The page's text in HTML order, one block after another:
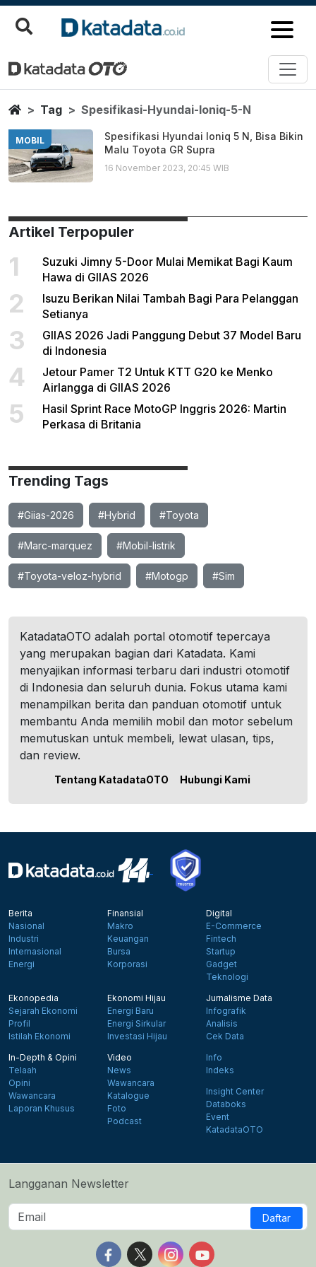
Spesifikasi Hyundai Ioniq 5 N
Berita Terbaru
HomeTag Spesifikasi-Hyundai-Ioniq-5-N
MOBIL
Spesifikasi Hyundai Ioniq 5 N, Bisa Bikin
Malu Toyota GR Supra
16 November 2023, 20:45 WIB
Artikel Terpopuler
1
Suzuki Jimny 5-Door Mulai Memikat Bagi Kaum
Hawa di GIIAS 2026
2
Isuzu Berikan Nilai Tambah Bagi Para Pelanggan
Setianya
3
GIIAS 2026 Jadi Panggung Debut 37 Model Baru
di Indonesia
4
Jetour Pamer T2 Untuk KTT G20 ke Menko
Airlangga di GIIAS 2026
5
Hasil Sprint Race MotoGP Inggris 2026: Martin
Perkasa di Britania
Trending Tags
#Giias-2026 #Hybrid #Toyota
#Marc-marquez #Mobil-listrik
#Toyota-veloz-hybrid #Motogp #Sim
KatadataOTO adalah portal otomotif tepercaya
yang merupakan bagian dari Katadata. Kami
menyajikan informasi terbaru dari industri otomotif
di Indonesia dan seluruh dunia. Fokus utama kami
menampilkan berita dan panduan otomotif untuk
membantu Anda memilih mobil dan motor sebelum
memutuskan untuk membeli, lewat ulasan, tips,
dan review.
Tentang KatadataOTO Hubungi Kami
Berita
Nasional
Industri
Internasional
Energi
Finansial
Makro
Keuangan
Bursa
Korporasi
Digital
E-Commerce
Fintech
Startup
Gadget
Teknologi
Ekonopedia
Sejarah Ekonomi
Profil
Istilah Ekonomi
Ekonomi Hijau
Energi Baru
Energi Sirkular
Investasi Hijau
Jurnalisme Data
Infografik
Analisis
Cek Data
In-Depth & Opini
Telaah
Opini
Wawancara
Laporan Khusus
Video
News
Wawancara
Katalogue
Foto
Podcast
Info
Indeks
Insight Center
Databoks
Event
KatadataOTO
Langganan Newsletter
Daftar
Follow us on Facebook
Follow us on X
Follow us on Instagram
Follow us on